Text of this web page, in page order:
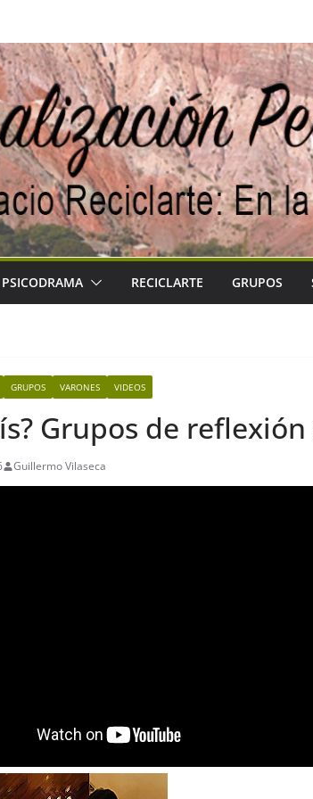
PSICODRAMA RECICLARTE GRUPOS
GRUPOS VARONES VIDEOS
Grupos de
Guillermo Vilaseca